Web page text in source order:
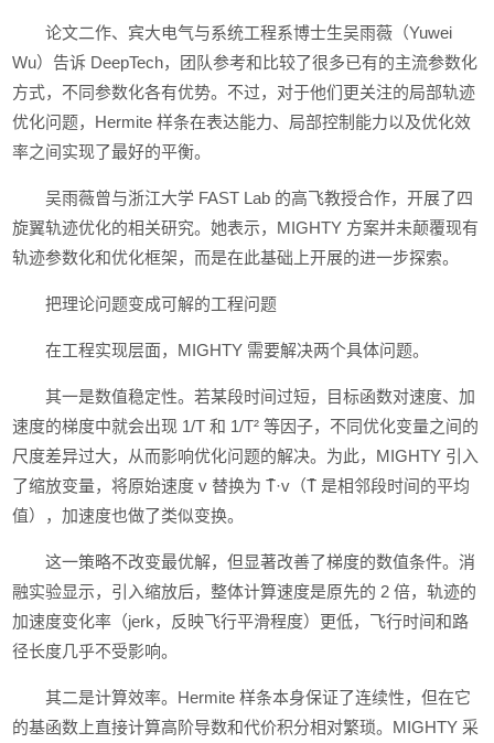
论文二作、宾大电气与系统工程系博士生吴雨薇（Yuwei
Wu）告诉 DeepTech，团队参考和比较了很多已有的主流参数化
方式，不同参数化各有优势。不过，对于他们更关注的局部轨迹
优化问题，Hermite 样条在表达能力、局部控制能力以及优化效
率之间实现了最好的平衡。
吴雨薇曾与浙江大学 FAST Lab 的高飞教授合作，开展了四
旋翼轨迹优化的相关研究。她表示，MIGHTY 方案并未颠覆现有
轨迹参数化和优化框架，而是在此基础上开展的进一步探索。
把理论问题变成可解的工程问题
在工程实现层面，MIGHTY 需要解决两个具体问题。
其一是数值稳定性。若某段时间过短，目标函数对速度、加
速度的梯度中就会出现 1/T 和 1/T² 等因子，不同优化变量之间的
尺度差异过大，从而影响优化问题的解决。为此，MIGHTY 引入
了缩放变量，将原始速度 v 替换为 T̄·v（T̄ 是相邻段时间的平均
值），加速度也做了类似变换。
这一策略不改变最优解，但显著改善了梯度的数值条件。消
融实验显示，引入缩放后，整体计算速度是原先的 2 倍，轨迹的
加速度变化率（jerk，反映飞行平滑程度）更低，飞行时间和路
径长度几乎不受影响。
其二是计算效率。Hermite 样条本身保证了连续性，但在它
的基函数上直接计算高阶导数和代价积分相对繁琐。MIGHTY 采